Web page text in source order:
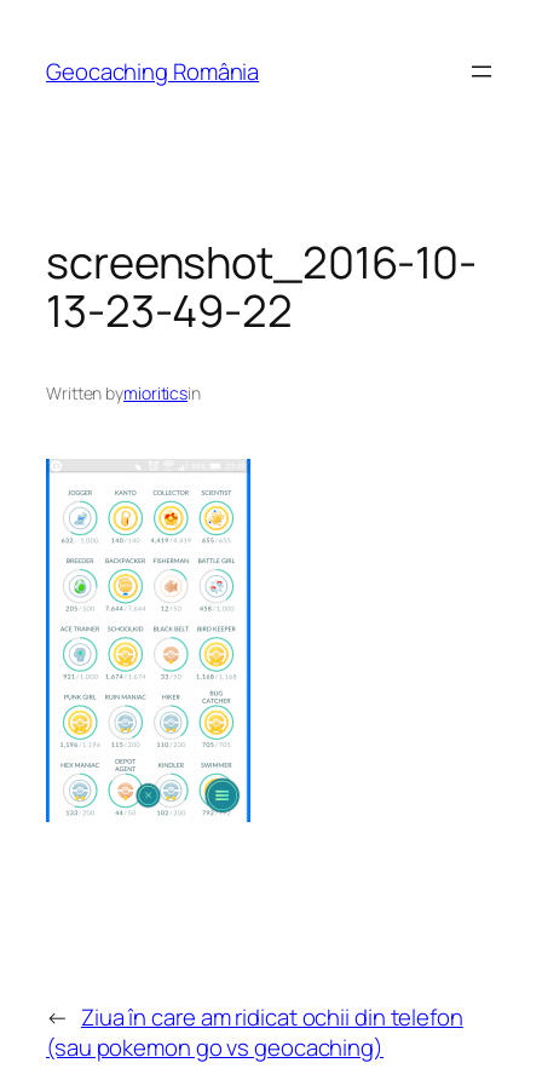
content
Geocaching România
screenshot_2016-10-
13-23-49-22
Written bymioriticsin
← Ziua în care am ridicat ochii din telefon
(sau pokemon go vs geocaching)